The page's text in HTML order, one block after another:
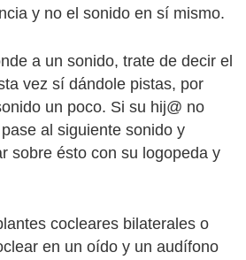
y no el sonido en sí mismo.
a un sonido, trate de decir el
vez sí dándole pistas, por
un poco. Si su hij@ no
al siguiente sonido y
sobre ésto con su logopeda y
cocleares bilaterales o
en un oído y un audífono